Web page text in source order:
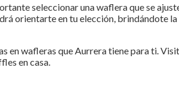
seleccionar una waflera que se
orientarte en tu elección, brindándote
en wafleras que Aurrera tiene para ti.
en casa.